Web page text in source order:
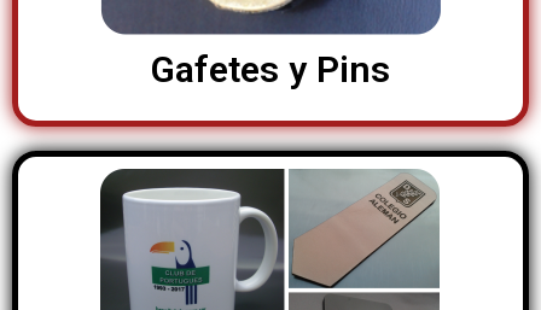
Gafetes y Pins